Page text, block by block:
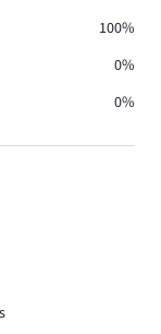
100%
0%
0%